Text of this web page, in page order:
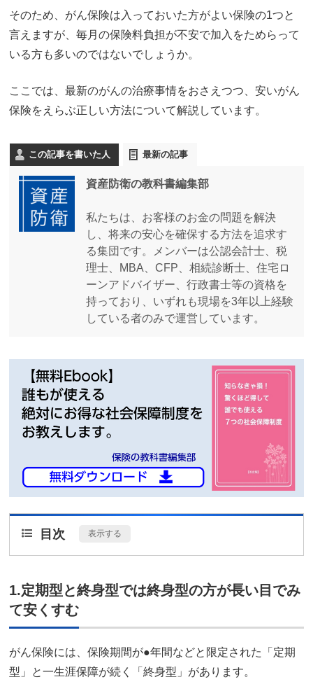
そのため、がん保険は入っておいた方がよい保険の1つと
言えますが、毎月の保険料負担が不安で加入をためらって
いる方も多いのではないでしょうか。
ここでは、最新のがんの治療事情をおさえつつ、安いがん
保険をえらぶ正しい方法について解説しています。
この記事を書いた人 最新の記事
資産防衛の教科書編集部
私たちは、お客様のお金の問題を解決
し、将来の安心を確保する方法を追求す
る集団です。メンバーは公認会計士、税
理士、MBA、CFP、相続診断士、住宅ロ
ーンアドバイザー、行政書士等の資格を
持っており、いずれも現場を3年以上経験
している者のみで運営しています。
目次 表示する
1.定期型と終身型では終身型の方が長い目でみ
て安くすむ
がん保険には、保険期間が●年間などと限定された「定期
型」と一生涯保障が続く「終身型」があります。